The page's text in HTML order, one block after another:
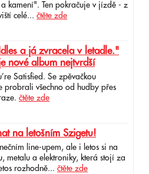
kamení". Ten pokračuje v jízdě - z
celé... čtěte zde
a já zvracela v letadle."
nové album nejtvrdší
Satisfied. Se zpěvačkou
probrali všechno od hudby přes
čtěte zde
na letošním Szigetu!
line-upem, ale i letos si na
metalu a elektroniky, která stojí za
rozhodně... čtěte zde